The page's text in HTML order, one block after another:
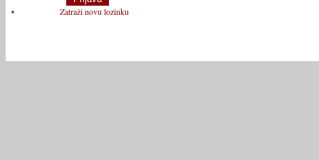
Zatraži novu lozinku